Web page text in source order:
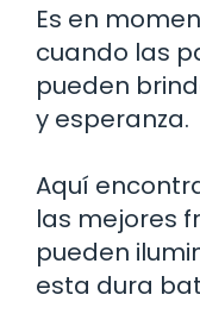
Es en
cuando las
pueden
y esperanza.
Aquí
las mejores
pueden
esta dura